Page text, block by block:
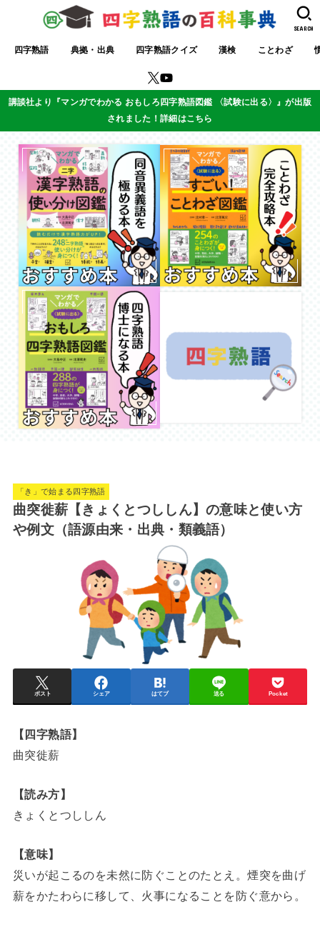
四字熟語 典拠・出典 四字熟語クイズ 漢検 ことわざ
SEARCH
講談社より『マンガでわかる おもしろ四字熟語図鑑 〈試験に出る〉』が出版
されました！詳細はこちら
「き」で始まる四字熟語
曲突徙薪【きょくとつししん】の意味と使い方
や例文（語源由来・出典・類義語）
ポスト シェア はてブ 送る Pocket
【四字熟語】
曲突徙薪
【読み方】
きょくとつししん
【意味】
災いが起こるのを未然に防ぐことのたとえ。煙突を曲げ
薪をかたわらに移して、火事になることを防ぐ意から。